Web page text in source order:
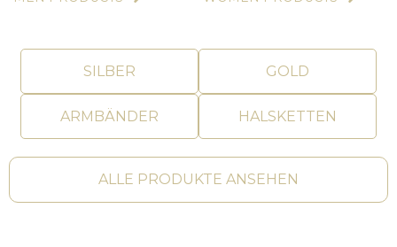
SILBER GOLD
ARMBÄNDER HALSKETTEN
ALLE PRODUKTE ANSEHEN